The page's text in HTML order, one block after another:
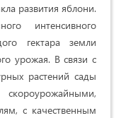
развития яблони.
интенсивного
гектара земли
урожая. В связи с
растений сады
с качественным